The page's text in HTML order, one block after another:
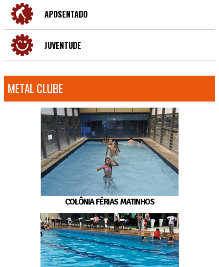
APOSENTADO
JUVENTUDE
METAL CLUBE
COLÔNIA FÉRIAS MATINHOS